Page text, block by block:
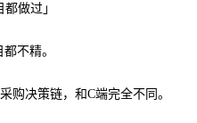
做过」
不精。
购决策链，和C端完全不同。